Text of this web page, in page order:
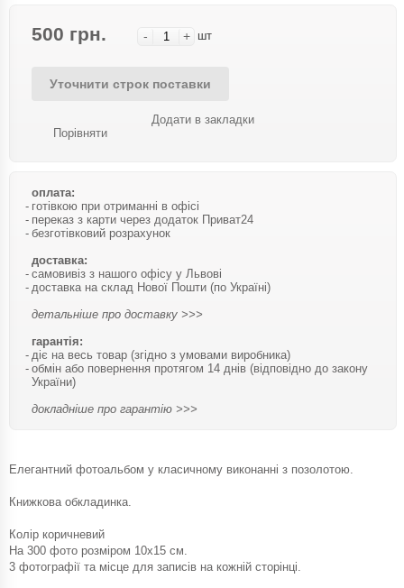
500 грн. - + шт
Уточнити строк поставки
Порівняти
Додати в закладки
оплата:
готівкою при отриманні в офісі
переказ з карти через додаток Приват24
безготівковий розрахунок
доставка:
самовивіз з нашого офісу у Львові
доставка на склад Нової Пошти (по Україні)
детальніше про доставку >>>
гарантія:
діє на весь товар (згідно з умовами виробника)
обмін або повернення протягом 14 днів (відповідно до закону
України)
докладніше про гарантію >>>
Елегантний фотоальбом у класичному виконанні з позолотою.
Книжкова обкладинка.
Колір коричневий
На 300 фото розміром 10х15 см.
3 фотографії та місце для записів на кожній сторінці.